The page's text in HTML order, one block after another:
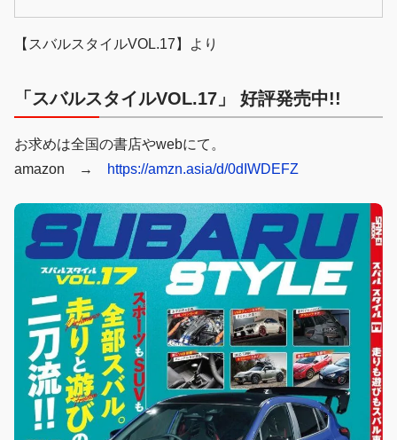
【スバルスタイルVOL.17】より
「スバルスタイルVOL.17」 好評発売中!!
お求めは全国の書店やwebにて。
amazon →
https://amzn.asia/d/0dIWDEFZ